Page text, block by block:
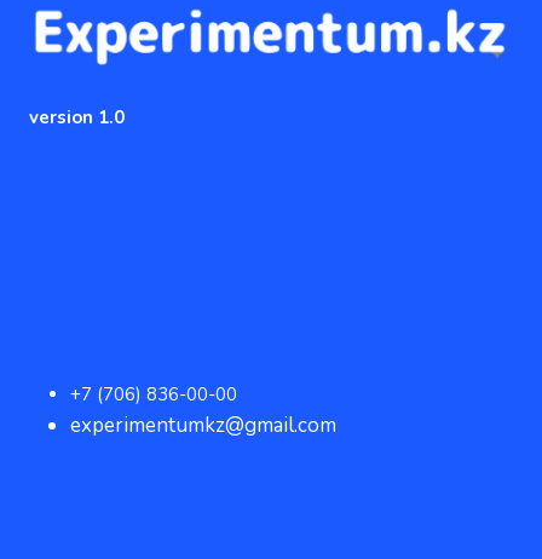
version 1.0
+7 (706) 836-00-00
experimentumkz@gmail.com